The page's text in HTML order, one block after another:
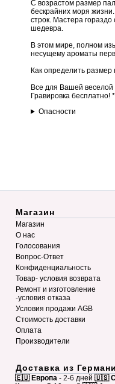
С возрастом размер
бескрайних моря
строк. Мастера
шедевра.
В этом мире, полном
несущему ароматы
Как определить размер
Все для Вашей
Гравировка бесплатно! *
Опасности
Магазин
Магазин
О нас
Голосования
Вопрос-Ответ
Конфиденциальность
Товар- условия возврата
Ремонт и изготовление
-условия отказа
Условия продажи AGB
Стоимость доставки
Оплата
Производители
Доставка из
🇪🇺 Европа - 2-6 дней 🇺🇸